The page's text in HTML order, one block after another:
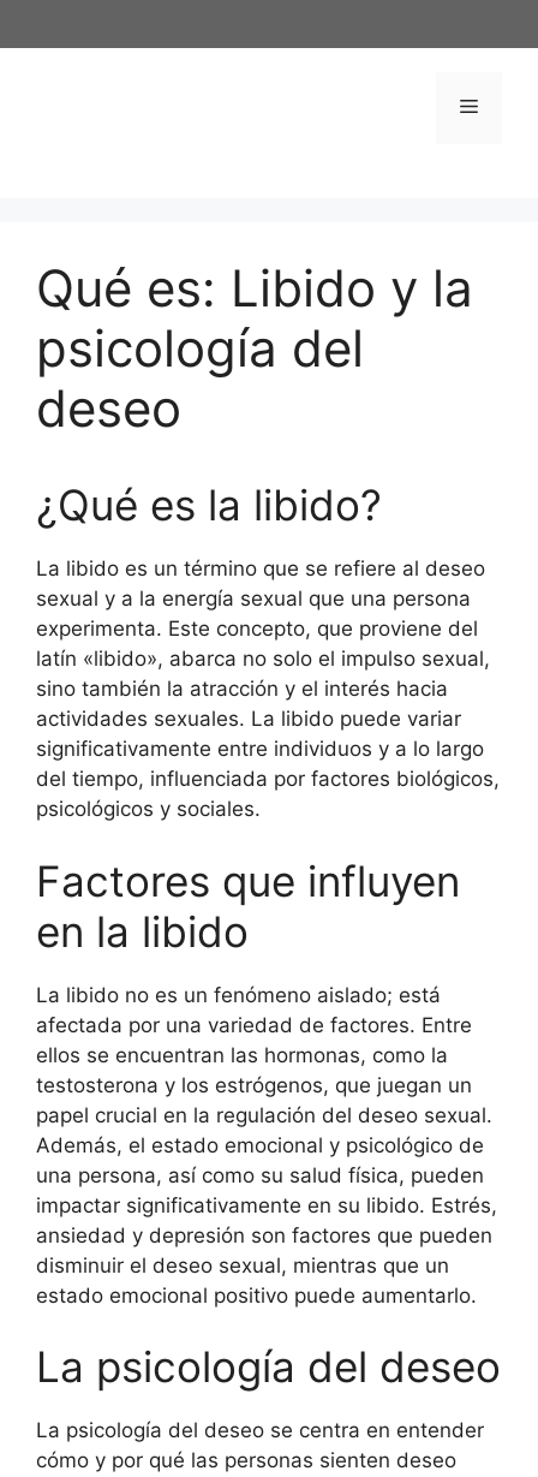
al
Menú
Qué es: Libido y la
psicología del
deseo
¿Qué es la libido?
La libido es un término que se refiere al deseo
sexual y a la energía sexual que una persona
experimenta. Este concepto, que proviene del
latín «libido», abarca no solo el impulso sexual,
sino también la atracción y el interés hacia
actividades sexuales. La libido puede variar
significativamente entre individuos y a lo largo
del tiempo, influenciada por factores biológicos,
psicológicos y sociales.
Factores que influyen
en la libido
La libido no es un fenómeno aislado; está
afectada por una variedad de factores. Entre
ellos se encuentran las hormonas, como la
testosterona y los estrógenos, que juegan un
papel crucial en la regulación del deseo sexual.
Además, el estado emocional y psicológico de
una persona, así como su salud física, pueden
impactar significativamente en su libido. Estrés,
ansiedad y depresión son factores que pueden
disminuir el deseo sexual, mientras que un
estado emocional positivo puede aumentarlo.
La psicología del deseo
La psicología del deseo se centra en entender
cómo y por qué las personas sienten deseo